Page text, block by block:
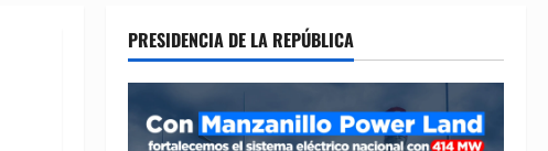
PRESIDENCIA DE LA REPÚBLICA